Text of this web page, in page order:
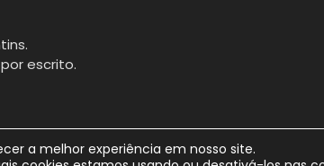
escrito.
a melhor experiência em nosso site.